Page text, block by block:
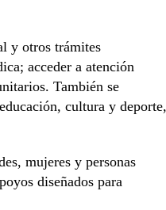
y otros trámites
acceder a atención
También se
cultura y deporte,
mujeres y personas
diseñados para